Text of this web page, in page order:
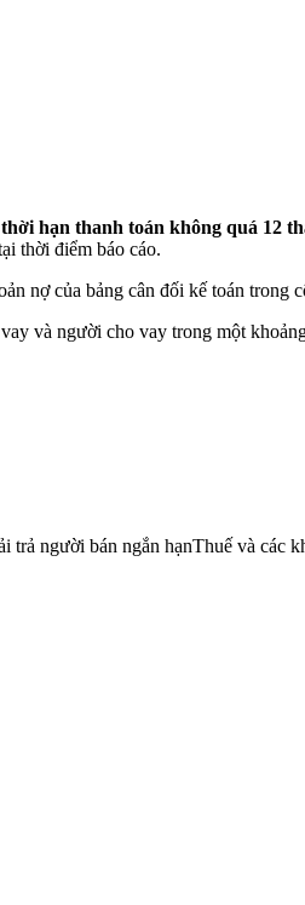
thời hạn thanh toán không quá 12
thời điểm báo cáo.
nợ của bảng cân đối kế toán trong
và người cho vay trong một
trả người bán ngắn hạnThuế và